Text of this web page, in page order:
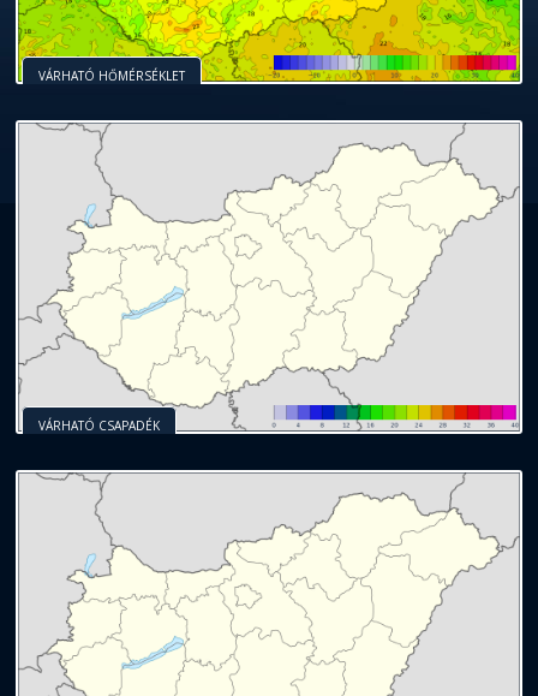
VÁRHATÓ HŐMÉRSÉKLET
VÁRHATÓ CSAPADÉK